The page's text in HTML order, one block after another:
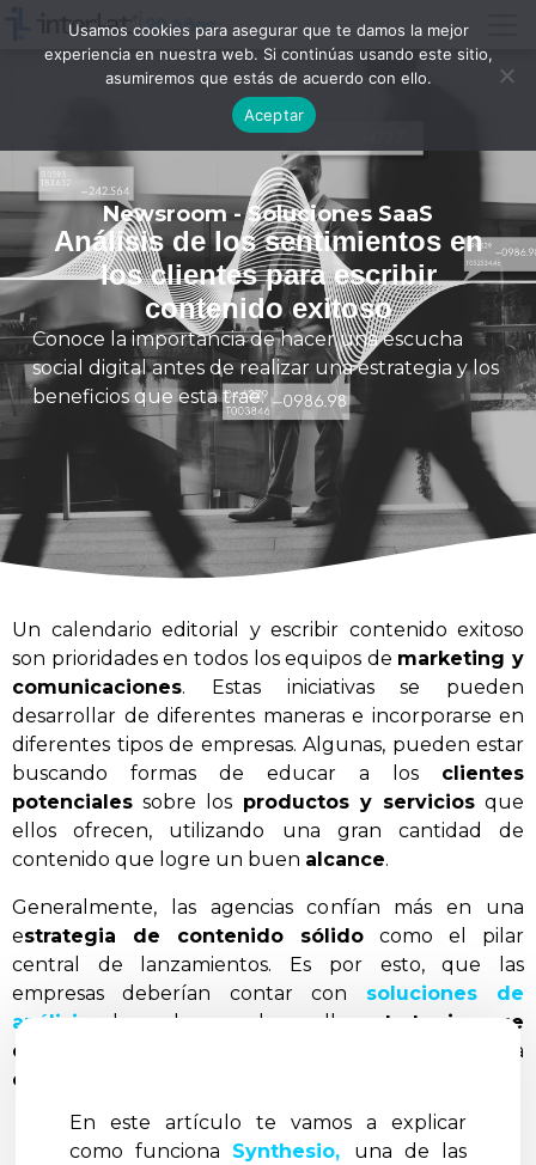
Newsroom - Soluciones SaaS
Análisis de los sentimientos en
los clientes para escribir
contenido exitoso
Conoce la importancia de hacer una escucha
social digital antes de realizar una estrategia y los
beneficios que esta trae.
Un calendario editorial y escribir contenido exitoso
son prioridades en todos los equipos de marketing y
comunicaciones. Estas iniciativas se pueden
desarrollar de diferentes maneras e incorporarse en
diferentes tipos de empresas. Algunas, pueden estar
buscando formas de educar a los clientes
potenciales sobre los productos y serviciosque
ellos ofrecen, utilizando una gran cantidad de
contenido que logre un buen alcance.
Generalmente, las agencias confían más en una
estrategia de contenido sólido como el pilar
central de lanzamientos. Es por esto, que las
empresas deberían contar con soluciones de
análisis
adecuadas para desarrollar
estrategias que
estén basadas en datos
que ayuden a llegar a
clientes potenciales.
En este artículo te vamos a explicar
como funciona Synthesio, una de las
Usamos cookies para asegurar que te damos la mejor
experiencia en nuestra web. Si continúas usando este sitio,
asumiremos que estás de acuerdo con ello.
Aceptar